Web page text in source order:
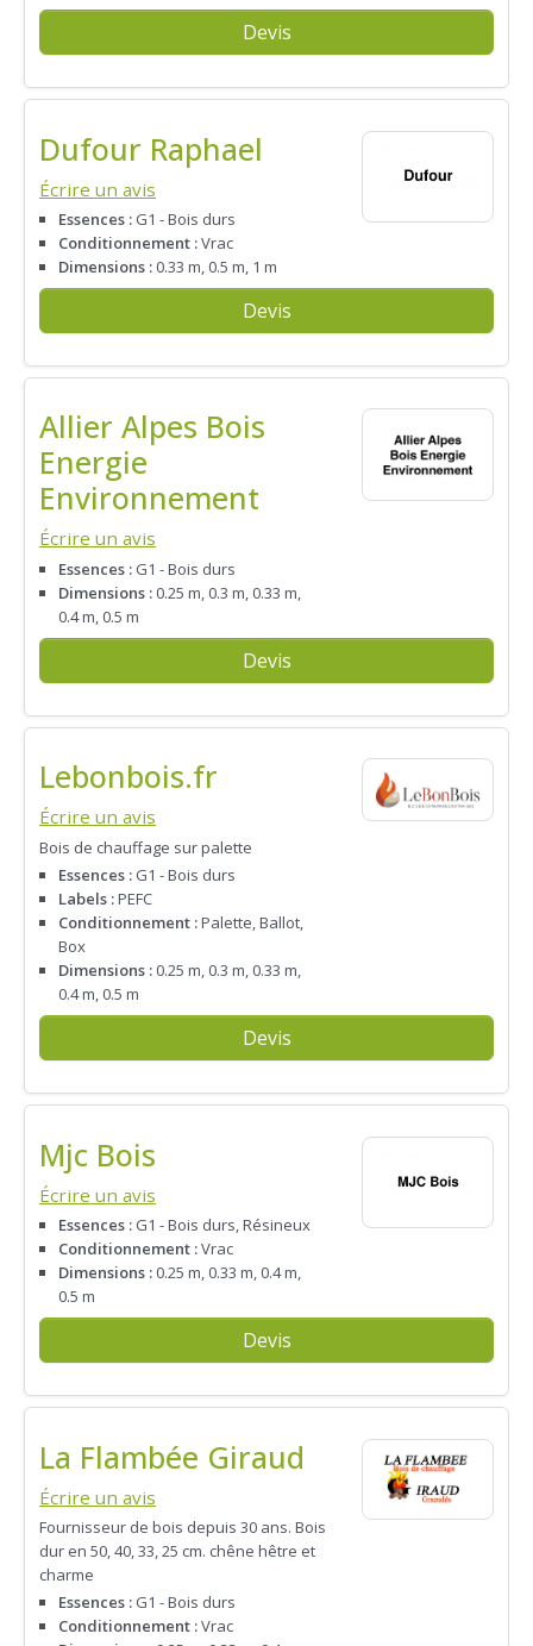
Devis
Dufour Raphael
Écrire un avis
Essences : G1 - Bois durs
Conditionnement :Vrac
Dimensions : 0.33 m, 0.5 m, 1 m
Devis
Allier Alpes Bois
Energie
Environnement
Écrire un avis
Essences : G1 - Bois durs
Dimensions : 0.25 m, 0.3 m, 0.33 m,
0.4 m, 0.5 m
Devis
Lebonbois.fr
Écrire un avis
Bois de chauffage sur palette
Essences : G1 - Bois durs
Labels :PEFC
Conditionnement :Palette, Ballot,
Box
Dimensions : 0.25 m, 0.3 m, 0.33 m,
0.4 m, 0.5 m
Devis
Mjc Bois
Écrire un avis
Essences : G1 - Bois durs, Résineux
Conditionnement :Vrac
Dimensions : 0.25 m, 0.33 m, 0.4 m,
0.5 m
Devis
La Flambée Giraud
Écrire un avis
Fournisseur de bois depuis 30 ans. Bois
dur en 50, 40, 33, 25 cm. chêne hêtre et
charme
Essences : G1 - Bois durs
Conditionnement :Vrac